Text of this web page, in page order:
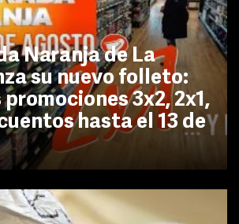
Naranja de La
su nuevo folleto:
3x2, 2x1,
hasta el 13 de